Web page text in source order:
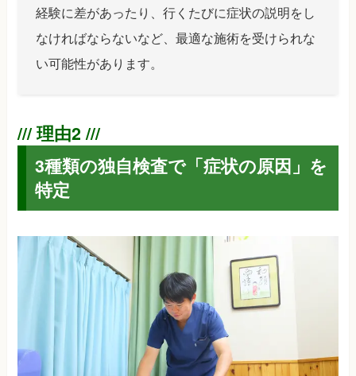
経験に差があったり、行くたびに症状の説明をし
なければならないなど、最適な施術を受けられな
い可能性があります。
3種類の独自検査で「症状の原因」を
特定